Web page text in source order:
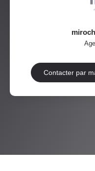
Contacter par